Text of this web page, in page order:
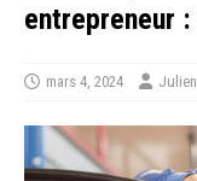
entrepreneur
mars 4, 2024